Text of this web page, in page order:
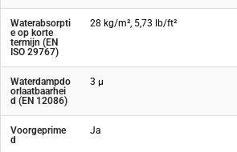
Waterabsorpti
e op korte
termijn (EN
ISO 29767)
28 kg/m², 5,73 lb/ft²
Waterdampdo
orlaatbaarhei
d (EN 12086)
3 µ
Voorgeprime
d
Ja